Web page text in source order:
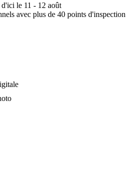
le 11 - 12 août
avec plus de 40 points d'inspection